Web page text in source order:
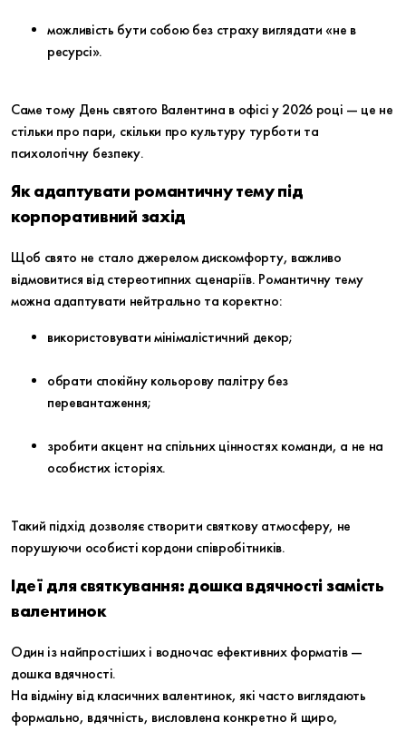
можливість бути собою без страху виглядати «не в
ресурсі».
Саме тому День святого Валентина в офісі у 2026 році — це не
стільки про пари, скільки про культуру турботи та
психологічну безпеку.
Як адаптувати романтичну тему під
корпоративний захід
Щоб свято не стало джерелом дискомфорту, важливо
відмовитися від стереотипних сценаріїв. Романтичну тему
можна адаптувати нейтрально та коректно:
використовувати мінімалістичний декор;
обрати спокійну кольорову палітру без
перевантаження;
зробити акцент на спільних цінностях команди, а не на
особистих історіях.
Такий підхід дозволяє створити святкову атмосферу, не
порушуючи особисті кордони співробітників.
Ідеї для святкування: дошка вдячності замість
валентинок
Один із найпростіших і водночас ефективних форматів —
дошка вдячності.
На відміну від класичних валентинок, які часто виглядають
формально, вдячність, висловлена конкретно й щиро,